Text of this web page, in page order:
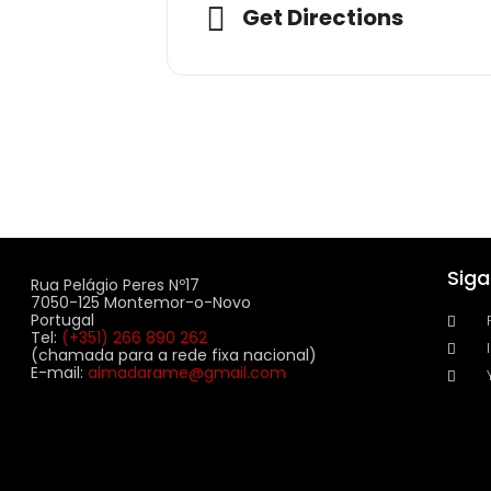
Get Directions
Rua Pelágio Peres Nº17
7050-125 Montemor-o-Novo
Portugal
Tel: (+351) 266 890 262
(chamada para a rede fixa nacional)
E-mail: almadarame@gmail.com